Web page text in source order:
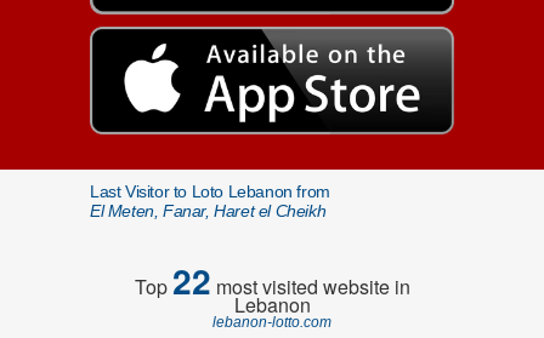
Last Visitor to Loto Lebanon from
El Meten, Fanar, Haret el Cheikh
Top22 most visited website in
Lebanon
lebanon-lotto.com